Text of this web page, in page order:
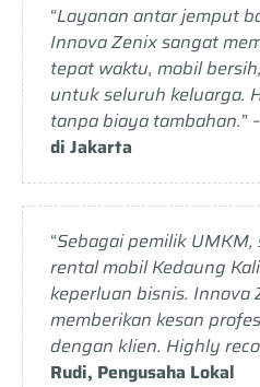
“Layanan antar jemput
Innova Zenix sangat
tepat waktu, mobil
untuk seluruh keluarga.
tanpa biaya tambahan.” –
di Jakarta
“Sebagai pemilik
rental mobil Kedaung
keperluan bisnis. Innova
memberikan kesan
dengan klien. Highly
Rudi, Pengusaha Lokal